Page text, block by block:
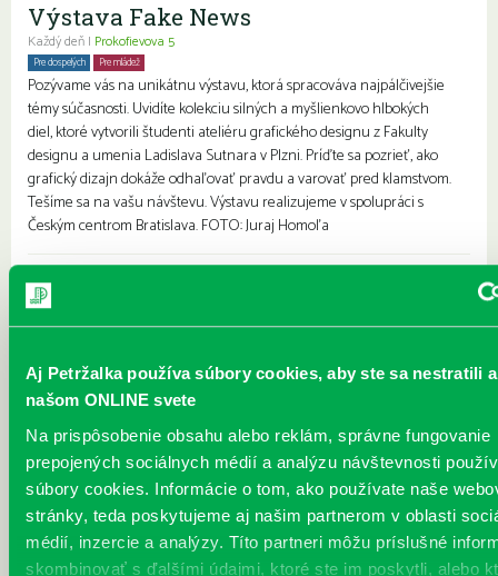
Aj Petržalka používa súbory cookies, aby ste sa nestratili
našom ONLINE svete
Na prispôsobenie obsahu alebo reklám, správne fungovanie
prepojených sociálnych médií a analýzu návštevnosti
súbory cookies. Informácie o tom, ako používate naše
stránky, teda poskytujeme aj našim partnerom v oblasti
médií, inzercie a analýzy. Títo partneri môžu príslušné
skombinovať s ďalšími údajmi, ktoré ste im poskytli, alebo
Výstava Fake News
Každý deň | Prokofievova 5
Pre dospelých Pre mládež
Pozývame vás na unikátnu výstavu, ktorá spracováva najpálčivejšie
témy súčasnosti. Uvidíte kolekciu silných a myšlienkovo hlbokých
diel, ktoré vytvorili študenti ateliéru grafického designu z Fakulty
designu a umenia Ladislava Sutnara v Plzni. Príďte sa pozrieť, ako
grafický dizajn dokáže odhaľovať pravdu a varovať pred klamstvom.
Tešíme sa na vašu návštevu. Výstavu realizujeme v spolupráci s
Českým centrom Bratislava. FOTO: Juraj Homoľa
Alexander Buďač - Medzi snom a
realitou
Pre dospelých
Pozývame vás na výstavu obrazov umelca Alexandra Buďača,
ktorého diela odrážajú všetko od grotesky až po najťažšie životné
situácie. Alexander Buďač sa výtvarnej tvorbe venuje pravidelne už
viac ako tridsaťpäť rokov. Svoj záujem sústreďuje predovšetkým
unikátnej grafike a perokresbe. Predstavuje rozprávkový,
surrealistický svet snov. Kostýmovanými postavami sa snaží
vyjadrovať absenciu starnutia. Vždy ho zaujímala osoba, „postava“, s
ktorou žije alebo pracuje. Medzi jeho ľudskými postavami mo...Viac